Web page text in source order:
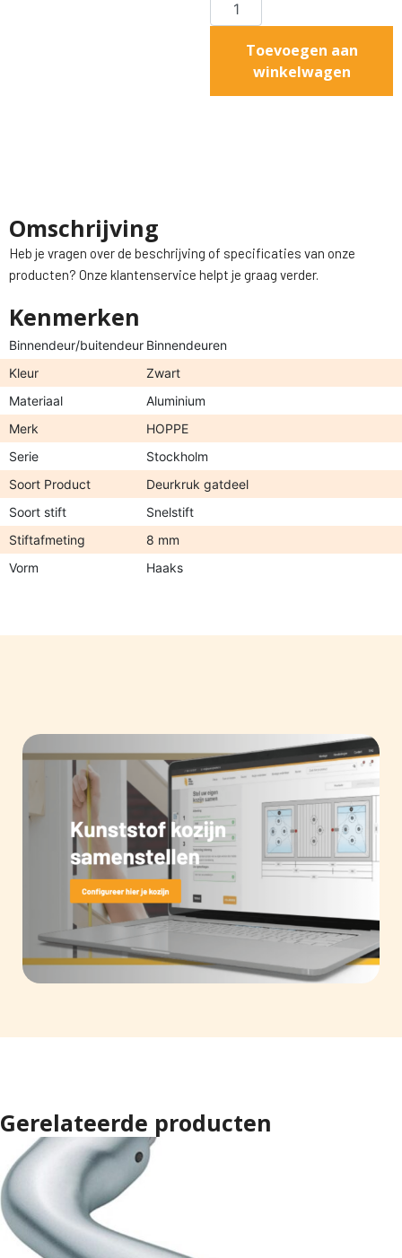
Toevoegen aan
winkelwagen
Omschrijving
Heb je vragen over de beschrijving of specificaties van onze
producten? Onze klantenservice helpt je graag verder.
Kenmerken
Binnendeur/buitendeur Binnendeuren
Kleur
Zwart
Materiaal
Aluminium
Merk
HOPPE
Serie
Stockholm
Soort Product
Deurkruk gatdeel
Soort stift
Snelstift
Stiftafmeting
8 mm
Vorm
Haaks
Gerelateerde producten